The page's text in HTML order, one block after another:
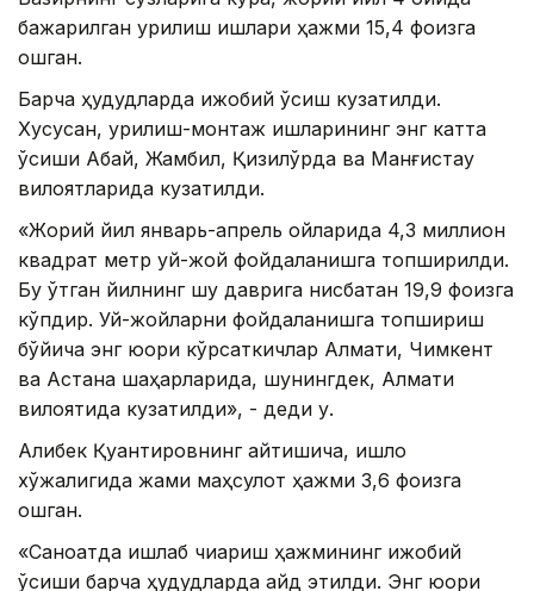
бажарилган қурилиш ишлари ҳажми 15,4 фоизга
ошган.
Барча ҳудудларда ижобий ўсиш кузатилди.
Хусусан, қурилиш-монтаж ишларининг энг катта
ўсиши Абай, Жамбил, Қизилўрда ва Манғистау
вилоятларида кузатилди.
«Жорий йил январь-апрель ойларида 4,3 миллион
квадрат метр уй-жой фойдаланишга топширилди.
Бу ўтган йилнинг шу даврига нисбатан 19,9 фоизга
кўпдир. Уй-жойларни фойдаланишга топшириш
бўйича энг юқори кўрсаткичлар Алмати, Чимкент
ва Астана шаҳарларида, шунингдек, Алмати
вилоятида кузатилди», - деди у.
Алибек Қуантировнинг айтишича, қишлоқ
хўжалигида жами маҳсулот ҳажми 3,6 фоизга
ошган.
«Саноатда ишлаб чиқариш ҳажмининг ижобий
ўсиши барча ҳудудларда қайд этилди. Энг юқори